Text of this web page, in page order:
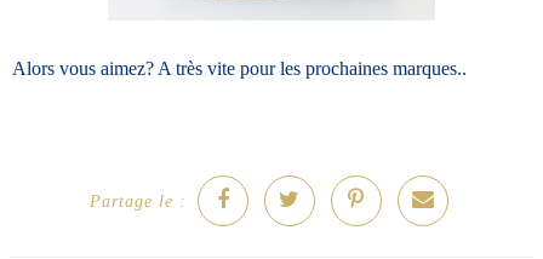
Alors vous aimez? A très vite pour les prochaines marques..
Partage le :